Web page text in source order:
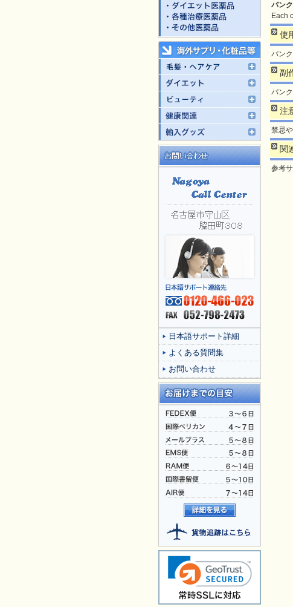
日本語サポート詳細
よくある質問集
お問い合わせ
パン
Each
使
パン
副
パン
注
禁忌
関
参考